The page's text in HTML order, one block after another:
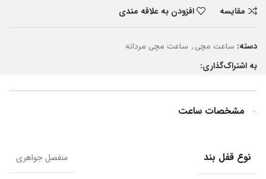
مقایسه
افزودن به علاقه مندی
دسته: ساعت مچی, ساعت مچی مردانه
به اشتراک‌گذاری:
مشخصات ساعت
نوع قفل بند منفصل جواهری